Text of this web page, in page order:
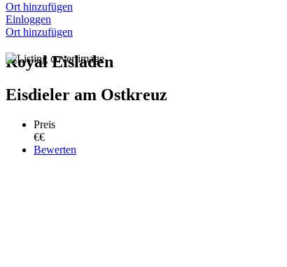
Ort hinzufügen
Einloggen
Ort hinzufügen
Royal Eisladen
Eisdieler am Ostkreuz
Preis
€€
Bewerten